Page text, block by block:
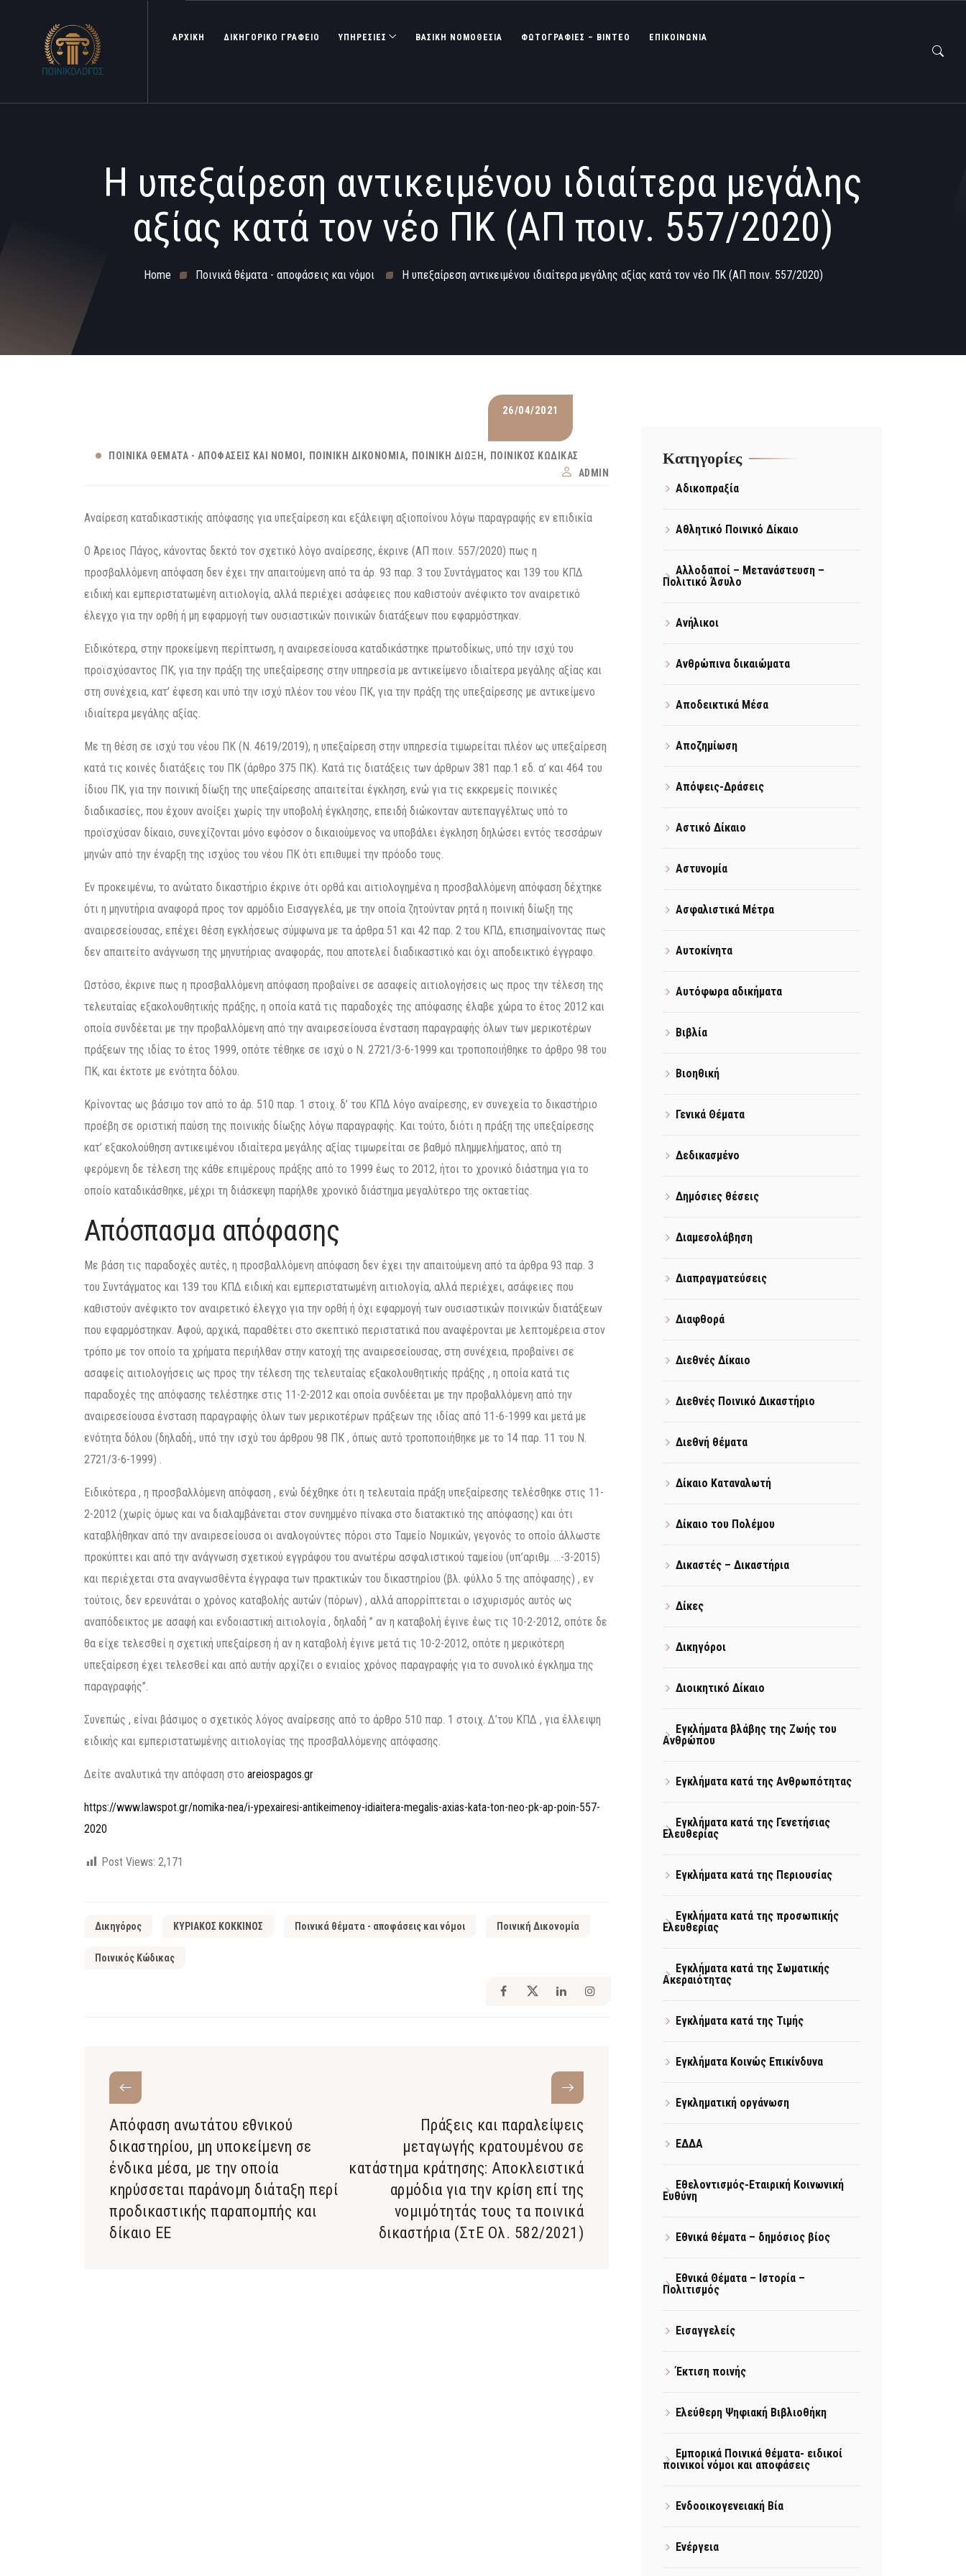
ΑΡΧΙΚΗ ΔΙΚΗΓΟΡΙΚΟ ΓΡΑΦΕΙΟ ΥΠΗΡΕΣΙΕΣ ΒΑΣΙΚΉ ΝΟΜΟΘΕΣΊΑ ΦΩΤΟΓΡΑΦΊΕΣ – ΒΊΝΤΕΟ ΕΠΙΚΟΙΝΩΝΙΑ
Η υπεξαίρεση αντικειμένου ιδιαίτερα μεγάλης
αξίας κατά τον νέο ΠΚ (ΑΠ ποιν. 557/2020)
Home Ποινικά θέματα - αποφάσεις και νόμοι Η υπεξαίρεση αντικειμένου ιδιαίτερα μεγάλης αξίας κατά τον νέο ΠΚ (ΑΠ ποιν. 557/2020)
26/04/2021
ΠΟΙΝΙΚΆ ΘΈΜΑΤΑ - ΑΠΟΦΆΣΕΙΣ ΚΑΙ ΝΌΜΟΙ ΠΟΙΝΙΚΉ ΔΙΚΟΝΟΜΊΑ ΠΟΙΝΙΚΉ ΔΊΩΞΗ
ΠΟΙΝΙΚΌΣ ΚΏΔΙΚΑΣ
ADMIN
Αναίρεση καταδικαστικής απόφασης για υπεξαίρεση και εξάλειψη αξιοποίνου λόγω παραγραφής εν επιδικία
Ο Άρειος Πάγος, κάνοντας δεκτό τον σχετικό λόγο αναίρεσης, έκρινε (ΑΠ ποιν. 557/2020) πως η
προσβαλλόμενη απόφαση δεν έχει την απαιτούμενη από τα άρ. 93 παρ. 3 του Συντάγματος και 139 του ΚΠΔ
ειδική και εμπεριστατωμένη αιτιολογία, αλλά περιέχει ασάφειες που καθιστούν ανέφικτο τον αναιρετικό
έλεγχο για την ορθή ή μη εφαρμογή των ουσιαστικών ποινικών διατάξεων που εφαρμόστηκαν.
Ειδικότερα, στην προκείμενη περίπτωση, η αναιρεσείουσα καταδικάστηκε πρωτοδίκως, υπό την ισχύ του
προϊσχύσαντος ΠΚ, για την πράξη της υπεξαίρεσης στην υπηρεσία με αντικείμενο ιδιαίτερα μεγάλης αξίας και
στη συνέχεια, κατ’ έφεση και υπό την ισχύ πλέον του νέου ΠΚ, για την πράξη της υπεξαίρεσης με αντικείμενο
ιδιαίτερα μεγάλης αξίας.
Με τη θέση σε ισχύ του νέου ΠΚ (Ν. 4619/2019), η υπεξαίρεση στην υπηρεσία τιμωρείται πλέον ως υπεξαίρεση
κατά τις κοινές διατάξεις του ΠΚ (άρθρο 375 ΠΚ). Κατά τις διατάξεις των άρθρων 381 παρ.1 εδ. α’ και 464 του
ίδιου ΠΚ, για την ποινική δίωξη της υπεξαίρεσης απαιτείται έγκληση, ενώ για τις εκκρεμείς ποινικές
διαδικασίες, που έχουν ανοίξει χωρίς την υποβολή έγκλησης, επειδή διώκονταν αυτεπαγγέλτως υπό το
προϊσχύσαν δίκαιο, συνεχίζονται μόνο εφόσον ο δικαιούμενος να υποβάλει έγκληση δηλώσει εντός τεσσάρων
μηνών από την έναρξη της ισχύος του νέου ΠΚ ότι επιθυμεί την πρόοδο τους.
Εν προκειμένω, το ανώτατο δικαστήριο έκρινε ότι ορθά και αιτιολογημένα η προσβαλλόμενη απόφαση δέχτηκε
ότι η μηνυτήρια αναφορά προς τον αρμόδιο Εισαγγελέα, με την οποία ζητούνταν ρητά η ποινική δίωξη της
αναιρεσείουσας, επέχει θέση εγκλήσεως σύμφωνα με τα άρθρα 51 και 42 παρ. 2 του ΚΠΔ, επισημαίνοντας πως
δεν απαιτείτο ανάγνωση της μηνυτήριας αναφοράς, που αποτελεί διαδικαστικό και όχι αποδεικτικό έγγραφο.
Ωστόσο, έκρινε πως η προσβαλλόμενη απόφαση προβαίνει σε ασαφείς αιτιολογήσεις ως προς την τέλεση της
τελευταίας εξακολουθητικής πράξης, η οποία κατά τις παραδοχές της απόφασης έλαβε χώρα το έτος 2012 και
οποία συνδέεται με την προβαλλόμενη από την αναιρεσείουσα ένσταση παραγραφής όλων των μερικοτέρων
πράξεων της ιδίας το έτος 1999, οπότε τέθηκε σε ισχύ ο Ν. 2721/3-6-1999 και τροποποιήθηκε το άρθρο 98 του
ΠΚ, και έκτοτε με ενότητα δόλου.
Κρίνοντας ως βάσιμο τον από το άρ. 510 παρ. 1 στοιχ. δ’ του ΚΠΔ λόγο αναίρεσης, εν συνεχεία το δικαστήριο
προέβη σε οριστική παύση της ποινικής δίωξης λόγω παραγραφής. Και τούτο, διότι η πράξη της υπεξαίρεσης
κατ’ εξακολούθηση αντικειμένου ιδιαίτερα μεγάλης αξίας τιμωρείται σε βαθμό πλημμελήματος, από τη
φερόμενη δε τέλεση της κάθε επιμέρους πράξης από το 1999 έως το 2012, ήτοι το χρονικό διάστημα για το
οποίο καταδικάσθηκε, μέχρι τη διάσκεψη παρήλθε χρονικό διάστημα μεγαλύτερο της οκταετίας.
Απόσπασμα απόφασης
Με βάση τις παραδοχές αυτές, η προσβαλλόμενη απόφαση δεν έχει την απαιτούμενη από τα άρθρα 93 παρ. 3
του Συντάγματος και 139 του ΚΠΔ ειδική και εμπεριστατωμένη αιτιολογία, αλλά περιέχει, ασάφειες που
καθιστούν ανέφικτο τον αναιρετικό έλεγχο για την ορθή ή όχι εφαρμογή των ουσιαστικών ποινικών διατάξεων
που εφαρμόστηκαν. Αφού, αρχικά, παραθέτει στο σκεπτικό περιστατικά που αναφέρονται με λεπτομέρεια στον
τρόπο με τον οποίο τα χρήματα περιήλθαν στην κατοχή της αναιρεσείουσας, στη συνέχεια, προβαίνει σε
ασαφείς αιτιολογήσεις ως προς την τέλεση της τελευταίας εξακολουθητικής πράξης , η οποία κατά τις
παραδοχές της απόφασης τελέστηκε στις 11-2-2012 και οποία συνδέεται με την προβαλλόμενη από την
αναιρεσείουσα ένσταση παραγραφής όλων των μερικοτέρων πράξεων της ιδίας από 11-6-1999 και μετά με
ενότητα δόλου (δηλαδή., υπό την ισχύ του άρθρου 98 ΠΚ , όπως αυτό τροποποιήθηκε με το 14 παρ. 11 του Ν.
2721/3-6-1999) .
Ειδικότερα , η προσβαλλόμενη απόφαση , ενώ δέχθηκε ότι η τελευταία πράξη υπεξαίρεσης τελέσθηκε στις 11-
2-2012 (χωρίς όμως και να διαλαμβάνεται στον συνημμένο πίνακα στο διατακτικό της απόφασης) και ότι
καταβλήθηκαν από την αναιρεσείουσα οι αναλογούντες πόροι στο Ταμείο Νομικών, γεγονός το οποίο άλλωστε
προκύπτει και από την ανάγνωση σχετικού εγγράφου του ανωτέρω ασφαλιστικού ταμείου (υπ’αριθμ. …-3-2015)
και περιέχεται στα αναγνωσθέντα έγγραφα των πρακτικών του δικαστηρίου (βλ. φύλλο 5 της απόφασης) , εν
τούτοις, δεν ερευνάται ο χρόνος καταβολής αυτών (πόρων) , αλλά απορρίπτεται ο ισχυρισμός αυτός ως
αναπόδεικτος με ασαφή και ενδοιαστική αιτιολογία , δηλαδή ” αν η καταβολή έγινε έως τις 10-2-2012, οπότε δε
θα είχε τελεσθεί η σχετική υπεξαίρεση ή αν η καταβολή έγινε μετά τις 10-2-2012, οπότε η μερικότερη
υπεξαίρεση έχει τελεσθεί και από αυτήν αρχίζει ο ενιαίος χρόνος παραγραφής για το συνολικό έγκλημα της
παραγραφής”.
Συνεπώς , είναι βάσιμος ο σχετικός λόγος αναίρεσης από το άρθρο 510 παρ. 1 στοιχ. Δ’του ΚΠΔ , για έλλειψη
ειδικής και εμπεριστατωμένης αιτιολογίας της προσβαλλόμενης απόφασης.
Δείτε αναλυτικά την απόφαση στο areiospagos.gr
https://www.lawspot.gr/nomika-nea/i-ypexairesi-antikeimenoy-idiaitera-megalis-axias-kata-ton-neo-pk-ap-poin-557-
2020
Post Views: 2,171
Δικηγόρος ΚΥΡΙΑΚΟΣ ΚΟΚΚΙΝΟΣ Ποινικά θέματα - αποφάσεις και νόμοι Ποινική Δικονομία
Ποινικός Κώδικας
Απόφαση ανωτάτου εθνικού
δικαστηρίου, μη υποκείμενη σε
ένδικα μέσα, με την οποία
κηρύσσεται παράνομη διάταξη περί
προδικαστικής παραπομπής και
δίκαιο ΕΕ
Πράξεις και παραλείψεις
μεταγωγής κρατουμένου σε
κατάστημα κράτησης: Αποκλειστικά
αρμόδια για την κρίση επί της
νομιμότητάς τους τα ποινικά
δικαστήρια (ΣτΕ Ολ. 582/2021)
Kατηγορίες
Αδικοπραξία
Αθλητικό Ποινικό Δίκαιο
Αλλοδαποί – Μετανάστευση –
Πολιτικό Άσυλο
Ανήλικοι
Ανθρώπινα δικαιώματα
Αποδεικτικά Μέσα
Αποζημίωση
Απόψεις-Δράσεις
Αστικό Δίκαιο
Αστυνομία
Ασφαλιστικά Μέτρα
Αυτοκίνητα
Αυτόφωρα αδικήματα
Βιβλία
Βιοηθική
Γενικά Θέματα
Δεδικασμένο
Δημόσιες θέσεις
Διαμεσολάβηση
Διαπραγματεύσεις
Διαφθορά
Διεθνές Δίκαιο
Διεθνές Ποινικό Δικαστήριο
Διεθνή θέματα
Δίκαιο Καταναλωτή
Δίκαιο του Πολέμου
Δικαστές – Δικαστήρια
Δίκες
Δικηγόροι
Διοικητικό Δίκαιο
Εγκλήματα βλάβης της Ζωής του
Ανθρώπου
Εγκλήματα κατά της Ανθρωπότητας
Εγκλήματα κατά της Γενετήσιας
Ελευθερίας
Εγκλήματα κατά της Περιουσίας
Εγκλήματα κατά της προσωπικής
Ελευθερίας
Εγκλήματα κατά της Σωματικής
Ακεραιότητας
Εγκλήματα κατά της Τιμής
Εγκλήματα Κοινώς Επικίνδυνα
Εγκληματική οργάνωση
ΕΔΔΑ
Εθελοντισμός-Εταιρική Κοινωνική
Ευθύνη
Εθνικά θέματα – δημόσιος βίος
Εθνικά Θέματα – Ιστορία –
Πολιτισμός
Εισαγγελείς
Έκτιση ποινής
Ελεύθερη Ψηφιακή Βιβλιοθήκη
Εμπορικά Ποινικά θέματα- ειδικοί
ποινικοί νόμοι και αποφάσεις
Ενδοοικογενειακή Βία
Ενέργεια